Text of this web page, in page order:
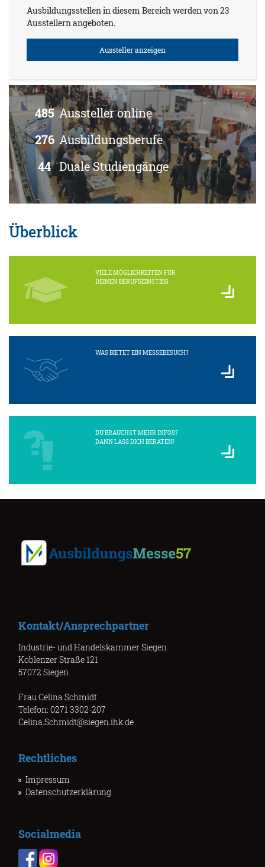
Ausbildungsstellen in diesem Bereich werden von 23
Ausstellern angeboten.
Aussteller anzeigen
485Aussteller online
276 Ausbildungsberufe
44 Duale Studiengänge
Überblick
VIELE MÖGLICHKEITEN FÜR
DEINEN BERUFSEINSTIEG
WAS BIETET EIN MESSEBESUCH?
DU BRAUCHST MEHR INFOS?
DANN LASS DICH BERATEN!
Kontakt/Ansprechpartner
Industrie- und Handelskammer Siegen
Koblenzer Straße 121
57072 Siegen
Frau Celina Schmidt
Telefon: 0271 3302-207
Celina.Schmidt@siegen.ihk.de
Rechtliches
Impressum
Datenschutzerklärung
Socialmedia